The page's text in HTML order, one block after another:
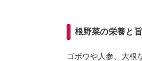
根野菜の栄養と
ゴボウや人参、大根